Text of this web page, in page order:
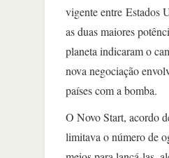
vigente entre Estados
as duas maiores
planeta indicaram o
nova negociação
países com a bomba.
O Novo Start, acordo
limitava o número de